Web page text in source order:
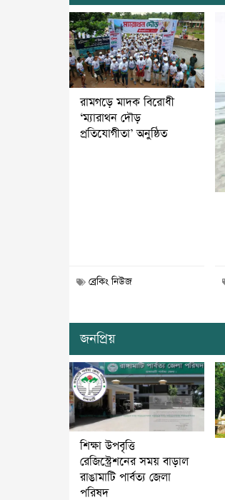
রামগড়ে মাদক বিরোধী
‘ম্যারাথন দৌড়
প্রতিযোগীতা’ অনুষ্ঠিত
ব্রেকিং নিউজ
জনপ্রিয়
শিক্ষা উপবৃত্তি
রেজিস্ট্রেশনের সময় বাড়াল
রাঙামাটি পার্বত্য জেলা
পরিষদ